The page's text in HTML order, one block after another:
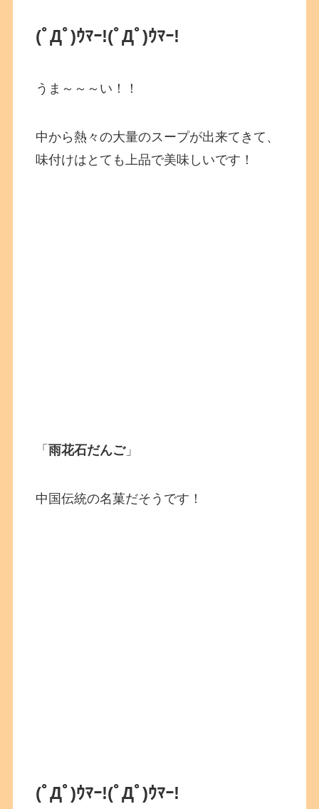
(ﾟДﾟ)ｳﾏｰ!(ﾟДﾟ)ｳﾏｰ!
うま～～～い！！
中から熱々の大量のスープが出来てきて、
味付けはとても上品で美味しいです！
「雨花石だんご」
中国伝統の名菓だそうです！
(ﾟДﾟ)ｳﾏｰ!(ﾟДﾟ)ｳﾏｰ!